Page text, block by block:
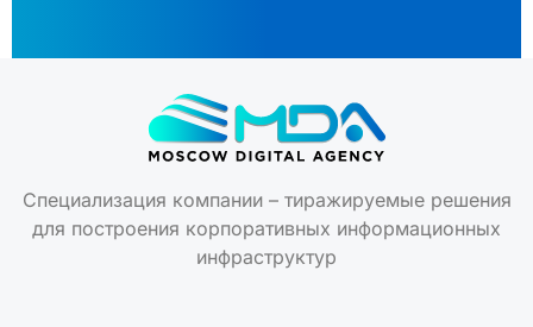
Специализация компании – тиражируемые решения
для построения корпоративных информационных
инфраструктур